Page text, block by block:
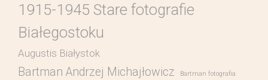
1915-1945 Stare fotografie
Białegostoku
Augustis Białystok
Bartman Andrzej Michajłowicz Bartman fotografia